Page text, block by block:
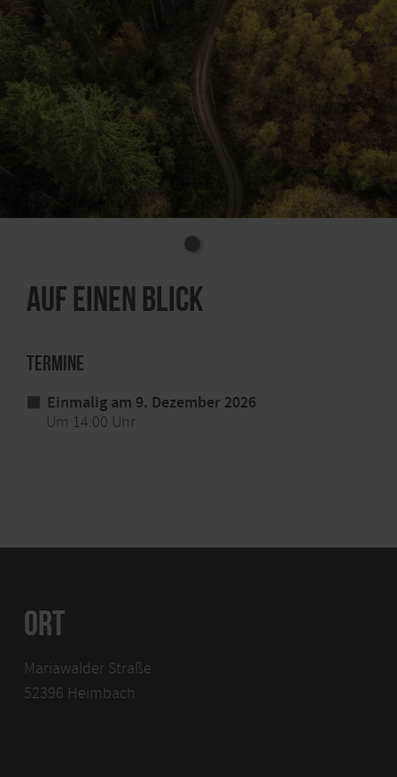
Info-Tel: 02444. 9510-0
E-Mail:info@nationalpark-eifel.de
Auf einen Blick
Termine
Einmalig am 9. Dezember 2026
Um 14:00 Uhr
ORT
Mariawalder Straße
52396 Heimbach